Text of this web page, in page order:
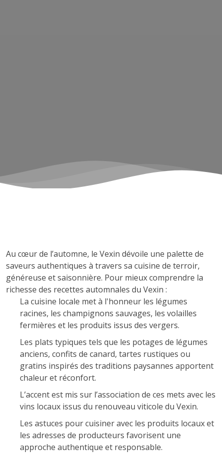
Au cœur de l’automne, le Vexin dévoile une palette de
saveurs authentiques à travers sa cuisine de terroir,
généreuse et saisonnière. Pour mieux comprendre la
richesse des recettes automnales du Vexin :
La cuisine locale met à l'honneur les légumes
racines, les champignons sauvages, les volailles
fermières et les produits issus des vergers.
Les plats typiques tels que les potages de légumes
anciens, confits de canard, tartes rustiques ou
gratins inspirés des traditions paysannes apportent
chaleur et réconfort.
L’accent est mis sur l’association de ces mets avec les
vins locaux issus du renouveau viticole du Vexin.
Les astuces pour cuisiner avec les produits locaux et
les adresses de producteurs favorisent une
approche authentique et responsable.